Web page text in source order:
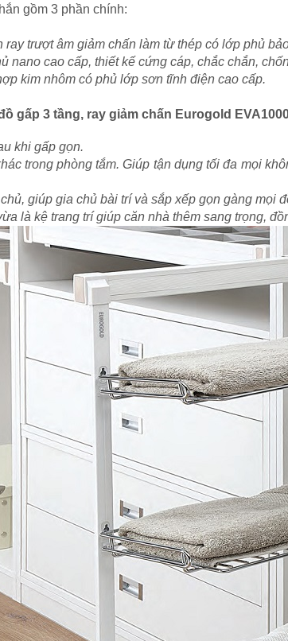
gồm 3 phần chính:
ray trượt âm giảm chấn làm từ thép có lớp phủ
nano cao cấp, thiết kế cứng cáp, chắc chắn,
kim nhôm có phủ lớp sơn tĩnh điện cao cấp.
gấp 3 tầng, ray giảm chấn Eurogold
khi gấp gọn.
trong phòng tắm. Giúp tận dụng tối đa mọi
giúp gia chủ bài trí và sắp xếp gọn gàng mọi
là kệ trang trí giúp căn nhà thêm sang trọng,